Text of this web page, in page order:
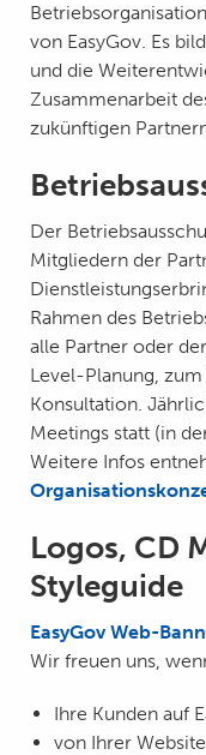
von EasyGov. Es
und die
Zusammenarbeit
zukünftigen
Der
Mitgliedern der
Rahmen des
alle Partner oder
Level-Planung,
Konsultation.
Meetings statt (in
Weitere Infos
Logos, CD
Styleguide
EasyGov Web-
Wir freuen uns,
Ihre Kunden auf
von Ihrer